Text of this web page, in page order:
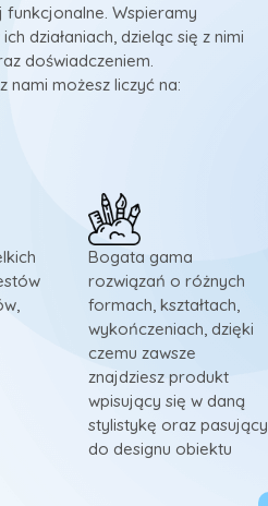
Wspieramy
działaniach, dzieląc się z nimi
doświadczeniem.
nami możesz liczyć na:
Bogata gama
rozwiązań o różnych
formach, kształtach,
wykończeniach, dzięki
czemu zawsze
znajdziesz produkt
wpisujący się w daną
stylistykę oraz pasujący
do designu obiektu